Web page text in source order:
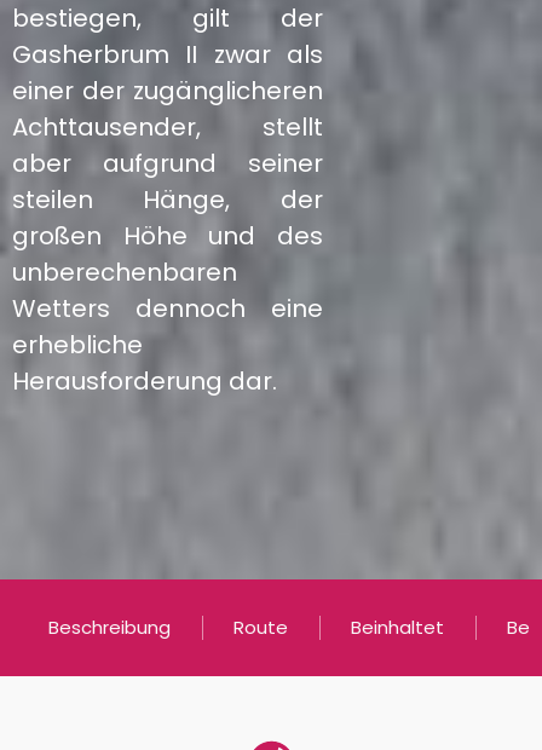
bestiegen, gilt der
Gasherbrum II zwar als
einer der zugänglicheren
Achttausender, stellt
aber aufgrund seiner
steilen Hänge, der
großen Höhe und des
unberechenbaren
Wetters dennoch eine
erhebliche
Herausforderung dar.
Beschreibung Route Beinhaltet